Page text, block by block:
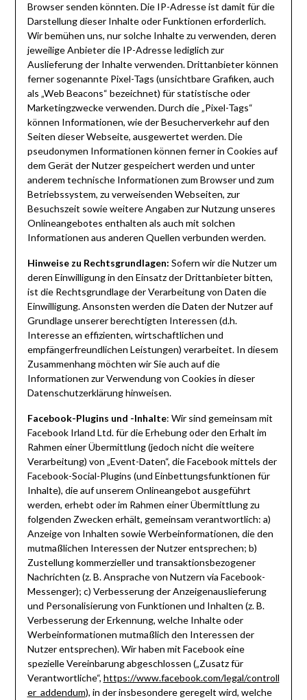
Browser senden könnten. Die IP-Adresse ist damit für die
Darstellung dieser Inhalte oder Funktionen erforderlich.
Wir bemühen uns, nur solche Inhalte zu verwenden, deren
jeweilige Anbieter die IP-Adresse lediglich zur
Auslieferung der Inhalte verwenden. Drittanbieter können
ferner sogenannte Pixel-Tags (unsichtbare Grafiken, auch
als „Web Beacons“ bezeichnet) für statistische oder
Marketingzwecke verwenden. Durch die „Pixel-Tags“
können Informationen, wie der Besucherverkehr auf den
Seiten dieser Webseite, ausgewertet werden. Die
pseudonymen Informationen können ferner in Cookies auf
dem Gerät der Nutzer gespeichert werden und unter
anderem technische Informationen zum Browser und zum
Betriebssystem, zu verweisenden Webseiten, zur
Besuchszeit sowie weitere Angaben zur Nutzung unseres
Onlineangebotes enthalten als auch mit solchen
Informationen aus anderen Quellen verbunden werden.
Hinweise zu Rechtsgrundlagen: Sofern wir die Nutzer um
deren Einwilligung in den Einsatz der Drittanbieter bitten,
ist die Rechtsgrundlage der Verarbeitung von Daten die
Einwilligung. Ansonsten werden die Daten der Nutzer auf
Grundlage unserer berechtigten Interessen (d.h.
Interesse an effizienten, wirtschaftlichen und
empfängerfreundlichen Leistungen) verarbeitet. In diesem
Zusammenhang möchten wir Sie auch auf die
Informationen zur Verwendung von Cookies in dieser
Datenschutzerklärung hinweisen.
Facebook-Plugins und -Inhalte: Wir sind gemeinsam mit
Facebook Irland Ltd. für die Erhebung oder den Erhalt im
Rahmen einer Übermittlung (jedoch nicht die weitere
Verarbeitung) von „Event-Daten“, die Facebook mittels der
Facebook-Social-Plugins (und Einbettungsfunktionen für
Inhalte), die auf unserem Onlineangebot ausgeführt
werden, erhebt oder im Rahmen einer Übermittlung zu
folgenden Zwecken erhält, gemeinsam verantwortlich: a)
Anzeige von Inhalten sowie Werbeinformationen, die den
mutmaßlichen Interessen der Nutzer entsprechen; b)
Zustellung kommerzieller und transaktionsbezogener
Nachrichten (z. B. Ansprache von Nutzern via Facebook-
Messenger); c) Verbesserung der Anzeigenauslieferung
und Personalisierung von Funktionen und Inhalten (z. B.
Verbesserung der Erkennung, welche Inhalte oder
Werbeinformationen mutmaßlich den Interessen der
Nutzer entsprechen). Wir haben mit Facebook eine
spezielle Vereinbarung abgeschlossen („Zusatz für
Verantwortliche“, https://www.facebook.com/legal/controll
er_addendum), in der insbesondere geregelt wird, welche